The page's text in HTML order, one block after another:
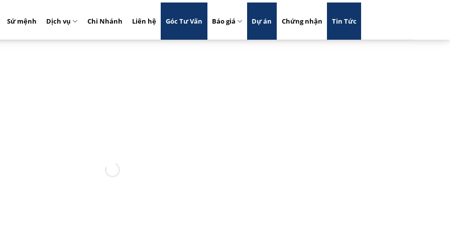
Sứ mệnh Dịch vụ Chi Nhánh Liên hệ Góc Tư Vấn Báo giá Dự án Chứng nhận Tin Tức